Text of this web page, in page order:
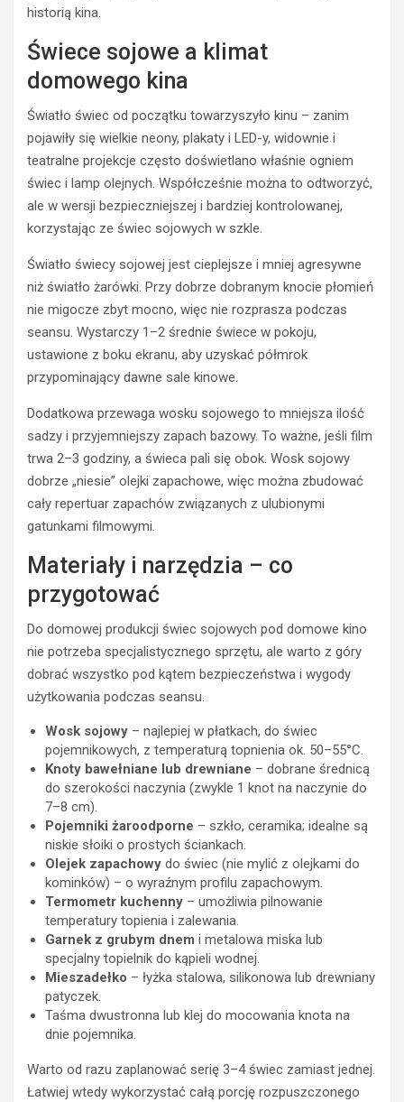
historią kina.
Świece sojowe a klimat
domowego kina
Światło świec od początku towarzyszyło kinu – zanim
pojawiły się wielkie neony, plakaty i LED-y, widownie i
teatralne projekcje często doświetlano właśnie ogniem
świec i lamp olejnych. Współcześnie można to odtworzyć,
ale w wersji bezpieczniejszej i bardziej kontrolowanej,
korzystając ze świec sojowych w szkle.
Światło świecy sojowej jest cieplejsze i mniej agresywne
niż światło żarówki. Przy dobrze dobranym knocie płomień
nie migocze zbyt mocno, więc nie rozprasza podczas
seansu. Wystarczy 1–2 średnie świece w pokoju,
ustawione z boku ekranu, aby uzyskać półmrok
przypominający dawne sale kinowe.
Dodatkowa przewaga wosku sojowego to mniejsza ilość
sadzy i przyjemniejszy zapach bazowy. To ważne, jeśli film
trwa 2–3 godziny, a świeca pali się obok. Wosk sojowy
dobrze „niesie” olejki zapachowe, więc można zbudować
cały repertuar zapachów związanych z ulubionymi
gatunkami filmowymi.
Materiały i narzędzia – co
przygotować
Do domowej produkcji świec sojowych pod domowe kino
nie potrzeba specjalistycznego sprzętu, ale warto z góry
dobrać wszystko pod kątem bezpieczeństwa i wygody
użytkowania podczas seansu.
Wosk sojowy – najlepiej w płatkach, do świec
pojemnikowych, z temperaturą topnienia ok. 50–55°C.
Knoty bawełniane lub drewniane – dobrane średnicą
do szerokości naczynia (zwykle 1 knot na naczynie do
7–8 cm).
Pojemniki żaroodporne – szkło, ceramika; idealne są
niskie słoiki o prostych ściankach.
Olejek zapachowy do świec (nie mylić z olejkami do
kominków) – o wyraźnym profilu zapachowym.
Termometr kuchenny – umożliwia pilnowanie
temperatury topienia i zalewania.
Garnek z grubym dnem i metalowa miska lub
specjalny topielnik do kąpieli wodnej.
Mieszadełko – łyżka stalowa, silikonowa lub drewniany
patyczek.
Taśma dwustronna lub klej do mocowania knota na
dnie pojemnika.
Warto od razu zaplanować serię 3–4 świec zamiast jednej.
Łatwiej wtedy wykorzystać całą porcję rozpuszczonego